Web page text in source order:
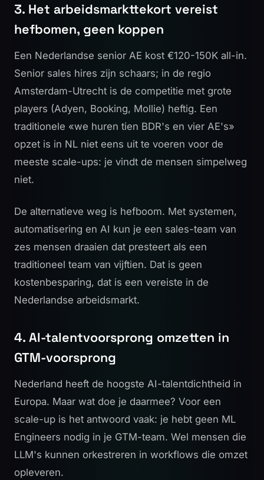
3. Het arbeidsmarkttekort vereist
hefbomen, geen koppen
Een Nederlandse senior AE kost €120-150K all-in.
Senior sales hires zijn schaars; in de regio
Amsterdam-Utrecht is de competitie met grote
players (Adyen, Booking, Mollie) heftig. Een
traditionele «we huren tien BDR's en vier AE's»
opzet is in NL niet eens uit te voeren voor de
meeste scale-ups: je vindt de mensen simpelweg
niet.
De alternatieve weg is hefboom. Met systemen,
automatisering en AI kun je een sales-team van
zes mensen draaien dat presteert als een
traditioneel team van vijftien. Dat is geen
kostenbesparing, dat is een vereiste in de
Nederlandse arbeidsmarkt.
4. AI-talentvoorsprong omzetten in
GTM-voorsprong
Nederland heeft de hoogste AI-talentdichtheid in
Europa. Maar wat doe je daarmee? Voor een
scale-up is het antwoord vaak: je hebt geen ML
Engineers nodig in je GTM-team. Wel mensen die
LLM's kunnen orkestreren in workflows die omzet
opleveren.